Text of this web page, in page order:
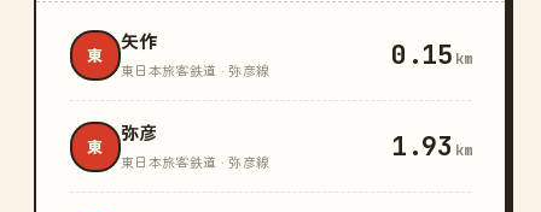
東
矢作
東日本旅客鉄道 · 弥彦線 0.15 km
東
弥彦
東日本旅客鉄道 · 弥彦線 1.93 km